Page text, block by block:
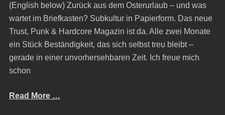
(English below) Zurück aus dem Osterurlaub – und was
wartet im Briefkasten? Subkultur in Papierform. Das neue
Trust, Punk & Hardcore Magazin ist da. Alle zwei Monate
ein Stück Beständigkeit, das sich selbst treu bleibt –
gerade in einer unvorhersehbaren Zeit. Ich freue mich
schon
Read More …